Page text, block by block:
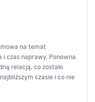
na temat
czas naprawy. Ponowna
relacją, co zostało
czasie i co nie